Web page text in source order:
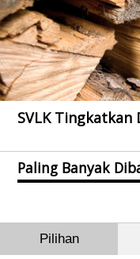
SVLK Tingkatkan
Paling Banyak
Pilihan